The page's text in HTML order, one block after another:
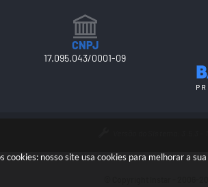
cookies: nosso site usa cookies para melhorar a
CNPJ
17.095.043/0001-09